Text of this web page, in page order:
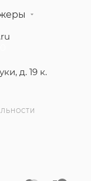
д. 19 к.